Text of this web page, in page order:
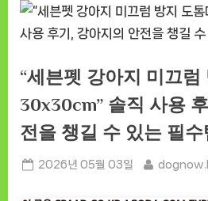
“세븐펫 강아지 미끄
30x30cm” 솔직 사용
전을 챙길 수 있는 필수
Posted
2026년 05월 03일 By